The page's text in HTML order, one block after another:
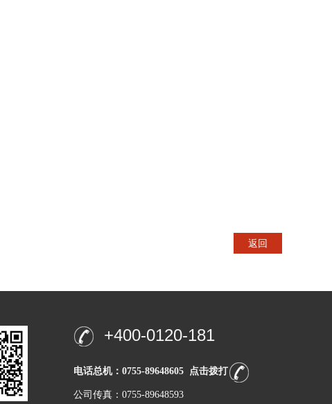
返回
+400-0120-181
电话总机：0755-89648605 点击拨打
公司传真：0755-89648593